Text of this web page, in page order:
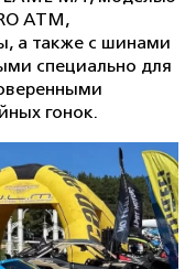
ATM,
а также с шинами
специально для
гонок.